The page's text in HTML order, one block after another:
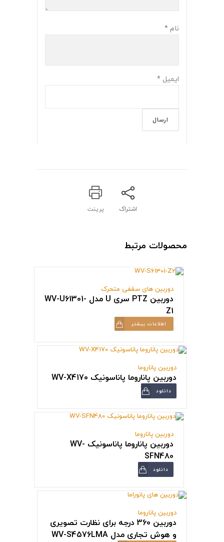
نام*
ایمیل *
اشتراک پرینت
محصولات مرتبط
دوربین های سقفی متحرک
دوربین PTZ سری U مدل WV-U61301-
Z1
اطلاعات بیشتر
دوربین پاناروما
دوربین پاناروما پاناسونیک WV-X4170
دانلود
دوربین پاناروما
دوربین پاناروما پاناسونیک WV-
SFN480
دانلود
دوربین پاناروما
دوربین 360 درجه برای نظارت تصویری
و هوش تجاری مدل WV-S4576LMA